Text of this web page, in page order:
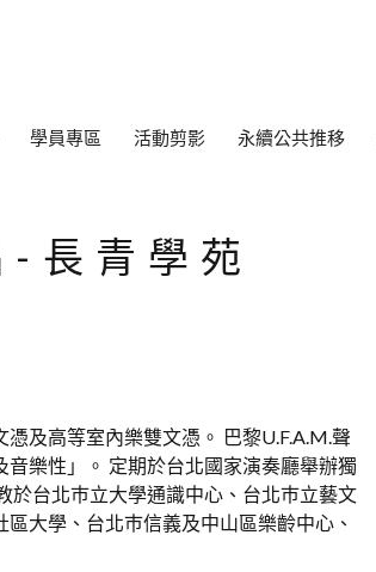
學員專區 活動剪影 永續公共推移
長青學苑
及高等室內樂雙文憑。 巴黎U.F.A.M.聲
樂性」。 定期於台北國家演奏廳舉辦獨
於台北巿立大學通識中心、台北巿立藝文
大學、台北巿信義及中山區樂齡中心、